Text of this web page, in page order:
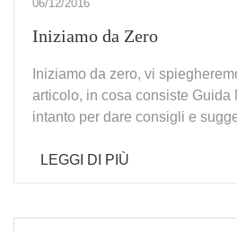
06/12/2016
Iniziamo da Zero
Iniziamo da zero, vi
articolo, in cosa consiste Guida
intanto per dare consigli e
LEGGI DI PIÙ